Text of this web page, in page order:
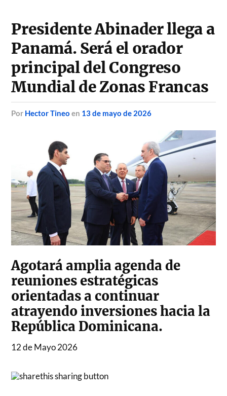
Presidente Abinader llega a
Panamá. Será el orador
principal del Congreso
Mundial de Zonas Francas
por Hector Tineo en 13 de mayo de 2026
Agotará amplia agenda de
reuniones estratégicas
orientadas a continuar
atrayendo inversiones hacia la
República Dominicana.
12 de Mayo 2026